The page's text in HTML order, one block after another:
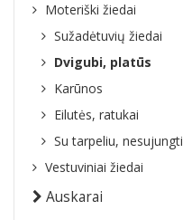
Moteriški žiedai
Sužadėtuvių žiedai
Dvigubi, platūs
Karūnos
Eilutės, ratukai
Su tarpeliu, nesujungti
Vestuviniai žiedai
Auskarai